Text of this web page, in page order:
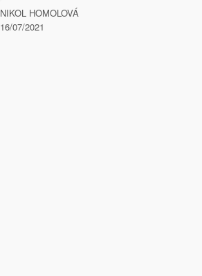
NIKOL HOMOLOVÁ
16/07/2021